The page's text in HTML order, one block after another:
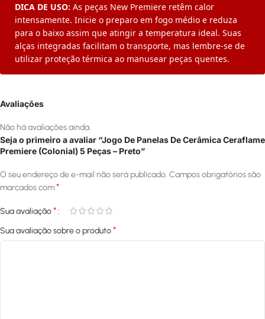
DICA DE USO: As peças New Premiere retêm calor
intensamente. Inicie o preparo em fogo médio e reduza
para o baixo assim que atingir a temperatura ideal. Suas
alças integradas facilitam o transporte, mas lembre-se de
utilizar proteção térmica ao manusear peças quentes.
Avaliações
Não há avaliações ainda.
Seja o primeiro a avaliar “Jogo De Panelas De Cerâmica Ceraflame
Premiere (Colonial) 5 Peças – Preto”
O seu endereço de e-mail não será publicado. Campos obrigatórios são
marcados com*
Sua avaliação*
Sua avaliação sobre o produto*